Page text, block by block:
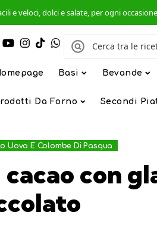
e veloci, dolci e salate, per ogni
Basi Bevande
Da Forno Secondi
Uova E Colombe Di Pasqua
con